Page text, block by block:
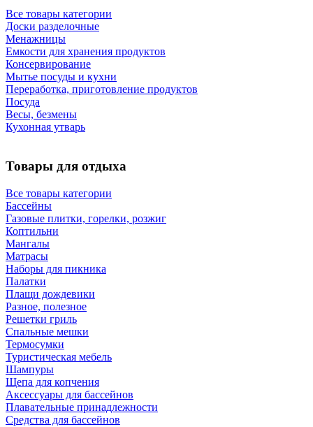
Все товары категории
Доски разделочные
Менажницы
Емкости для хранения продуктов
Консервирование
Мытье посуды и кухни
Переработка, приготовление продуктов
Посуда
Весы, безмены
Кухонная утварь
Товары для отдыха
Все товары категории
Бассейны
Газовые плитки, горелки, розжиг
Коптильни
Мангалы
Матрасы
Наборы для пикника
Палатки
Плащи дождевики
Разное, полезное
Решетки гриль
Спальные мешки
Термосумки
Туристическая мебель
Шампуры
Щепа для копчения
Аксессуары для бассейнов
Плавательные принадлежности
Средства для бассейнов